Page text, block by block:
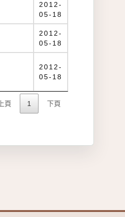
2012-
05-18
2012-
05-18
2012-
05-18
上頁 1 下頁